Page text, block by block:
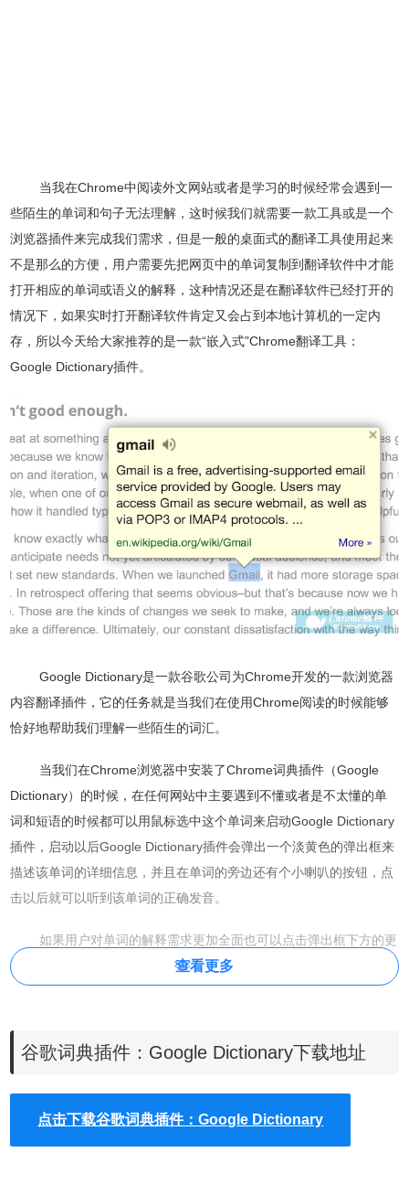
当我在Chrome中阅读外文网站或者是学习的时候经常会遇到一
些陌生的单词和句子无法理解，这时候我们就需要一款工具或是一个
浏览器插件来完成我们需求，但是一般的桌面式的翻译工具使用起来
不是那么的方便，用户需要先把网页中的单词复制到翻译软件中才能
打开相应的单词或语义的解释，这种情况还是在翻译软件已经打开的
情况下，如果实时打开翻译软件肯定又会占到本地计算机的一定内
存，所以今天给大家推荐的是一款“嵌入式”Chrome翻译工具：
Google Dictionary插件。
Google Dictionary是一款谷歌公司为Chrome开发的一款浏览器
内容翻译插件，它的任务就是当我们在使用Chrome阅读的时候能够
恰好地帮助我们理解一些陌生的词汇。
当我们在Chrome浏览器中安装了Chrome词典插件 （Google
Dictionary）的时候，在任何网站中主要遇到不懂或者是不太懂的单
词和短语的时候都可以用鼠标选中这个单词来启动Google Dictionary
插件，启动以后Google Dictionary插件会弹出一个淡黄色的弹出框来
描述该单词的详细信息，并且在单词的旁边还有个小喇叭的按钮，点
击以后就可以听到该单词的正确发音。
如果用户对单词的解释需求更加全面也可以点击弹出框下方的更
多按钮来查看维基百科中对该单词或者词组更加详细的解释。
查看更多
谷歌词典插件：Google Dictionary下载地址
点击下载谷歌词典插件：Google Dictionary